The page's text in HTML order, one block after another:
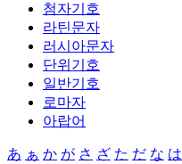
첨자기호
라틴문자
러시아문자
단위기호
일반기호
로마자
아랍어
あ ぁ か が さ ざ た だ な は